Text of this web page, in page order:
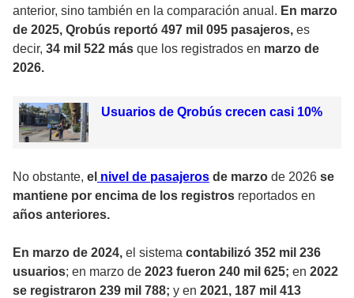
anterior, sino también en la comparación anual. En marzo
de 2025, Qrobús reportó 497 mil 095 pasajeros, es
decir, 34 mil 522 más que los registrados en marzo de
2026.
Usuarios de Qrobús crecen casi 10%
No obstante, el nivel de pasajeros de marzo de 2026 se
mantiene por encima de los registros reportados en
años anteriores.
En marzo de 2024, el sistema contabilizó 352 mil 236
usuarios; en marzo de 2023 fueron 240 mil 625; en 2022
se registraron 239 mil 788; y en 2021, 187 mil 413